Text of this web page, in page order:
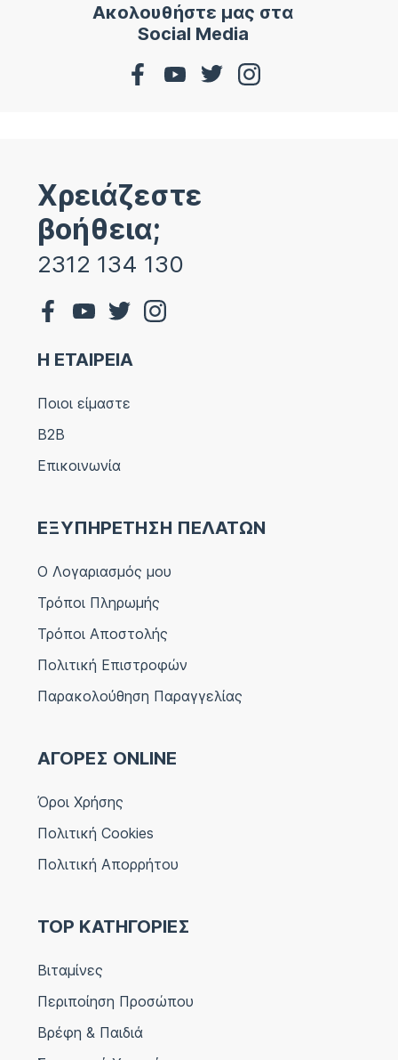
Ακολουθήστε μας στα
Social Media
Χρειάζεστε
βοήθεια;
2312 134 130
Η ΕΤΑΙΡΕΙΑ
Ποιοι είμαστε
B2B
Επικοινωνία
ΕΞΥΠΗΡΕΤΗΣΗ ΠΕΛΑΤΩΝ
Ο Λογαριασμός μου
Τρόποι Πληρωμής
Τρόποι Αποστολής
Πολιτική Επιστροφών
Παρακολούθηση Παραγγελίας
ΑΓΟΡΕΣ ONLINE
Όροι Χρήσης
Πολιτική Cookies
Πολιτική Απορρήτου
TOP ΚΑΤΗΓΟΡΙΕΣ
Βιταμίνες
Περιποίηση Προσώπου
Βρέφη & Παιδιά